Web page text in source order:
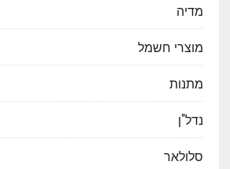
מדיה
מוצרי חשמל
מתנות
נדל"ן
סלולאר